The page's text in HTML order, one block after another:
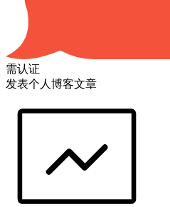
需认证
发表个人博客文章